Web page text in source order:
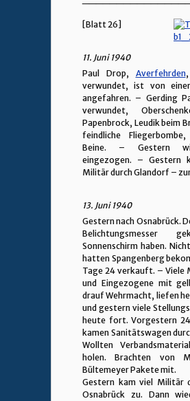
[Blatt 26]
11. Juni 1940
Paul Drop, Averfehrden,
verwundet, ist von
angefahren. – Gerding
verwundet,
Papenbrock, Leudik beim
feindliche
Beine. – Gestern
eingezogen. – Gestern
Militär durch Glandorf –
13. Juni 1940
Gestern nach Osnabrück.
Belichtungsmesser
Sonnenschirm haben.
hatten Spangenberg
Tage 24 verkauft. – Viele
und Eingezogene mit
drauf Wehrmacht, liefen
und gestern viele
heute fort. Vorgestern
kamen Sanitätswagen
Wollten
holen. Brachten von
Bültemeyer Pakete mit.
Gestern kam viel Militär
Osnabrück zu. Dann